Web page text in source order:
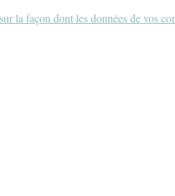
la façon dont les données de vos